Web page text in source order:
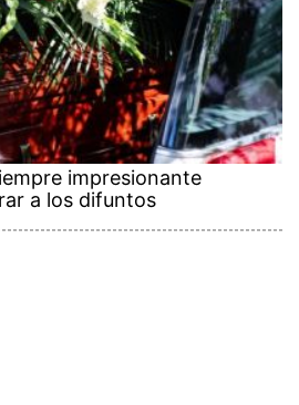
impresionante
a los difuntos